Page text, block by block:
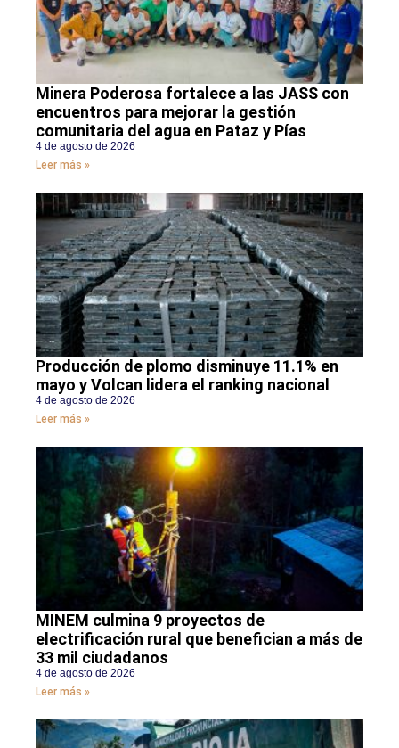
Minera Poderosa fortalece a las JASS con
encuentros para mejorar la gestión
comunitaria del agua en Pataz y Pías
4 de agosto de 2026
Leer más »
Producción de plomo disminuye 11.1% en
mayo y Volcan lidera el ranking nacional
4 de agosto de 2026
Leer más »
MINEM culmina 9 proyectos de
electrificación rural que benefician a más de
33 mil ciudadanos
4 de agosto de 2026
Leer más »